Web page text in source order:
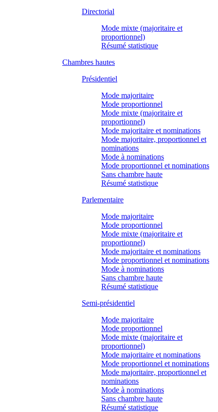
Directorial
Mode mixte (majoritaire et
proportionnel)
Résumé statistique
Chambres hautes
Présidentiel
Mode majoritaire
Mode proportionnel
Mode mixte (majoritaire et
proportionnel)
Mode majoritaire et nominations
Mode majoritaire, proportionnel et
nominations
Mode à nominations
Mode proportionnel et nominations
Sans chambre haute
Résumé statistique
Parlementaire
Mode majoritaire
Mode proportionnel
Mode mixte (majoritaire et
proportionnel)
Mode majoritaire et nominations
Mode proportionnel et nominations
Mode à nominations
Sans chambre haute
Résumé statistique
Semi-présidentiel
Mode majoritaire
Mode proportionnel
Mode mixte (majoritaire et
proportionnel)
Mode majoritaire et nominations
Mode proportionnel et nominations
Mode majoritaire, proportionnel et
nominations
Mode à nominations
Sans chambre haute
Résumé statistique